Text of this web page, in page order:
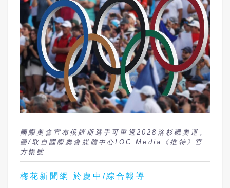
國際奧會宣布俄羅斯選手可重返2028洛杉磯奧運。
圖/取自國際奧會媒體中心IOC Media《推特》官
方帳號
梅花新聞網 於慶中/綜合報導